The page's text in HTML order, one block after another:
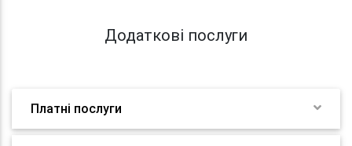
Додаткові послуги
Платні послуги